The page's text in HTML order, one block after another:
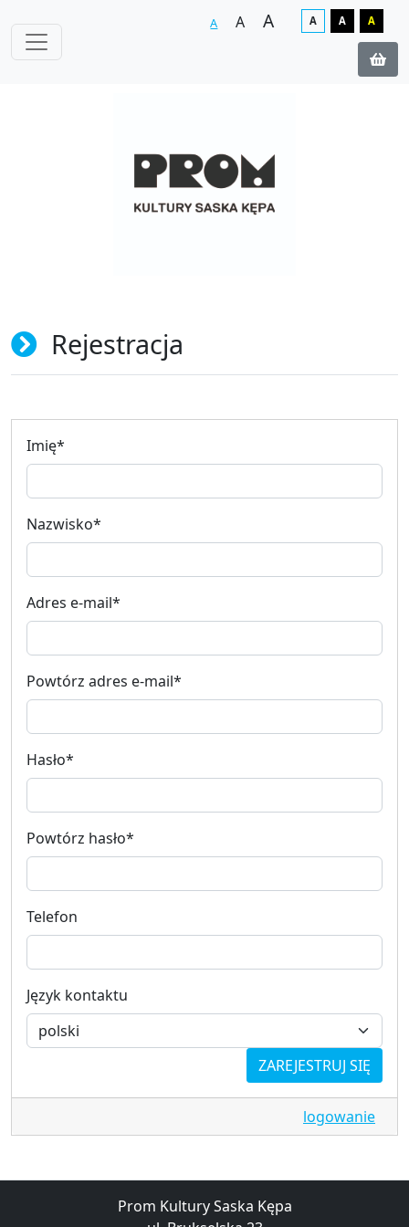
A A A A A A
Rejestracja
Dane klienta
Imię*
Nazwisko*
Adres e-mail*
Powtórz adres e-mail*
Hasło*
Powtórz hasło*
Telefon
Język kontaktu
ZAREJESTRUJ SIĘ
logowanie
Prom Kultury Saska Kępa